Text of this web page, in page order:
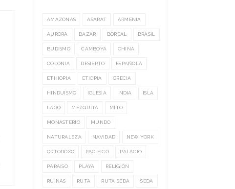
AMAZONAS ARARAT ARMENIA
AURORA BAZAR BOREAL BRASIL
BUDISMO CAMBOYA CHINA
COLONIA DESIERTO ESPAÑOLA
ETHIOPIA ETIOPIA GRECIA
HINDUISMO IGLESIA INDIA ISLA
LAGO MEZQUITA MITO
MONASTERIO MUNDO
NATURALEZA NAVIDAD NEW YORK
ORTODOXO PACIFICO PALACIO
PARAISO PLAYA RELIGIÓN
RUINAS RUTA RUTA SEDA SEDA